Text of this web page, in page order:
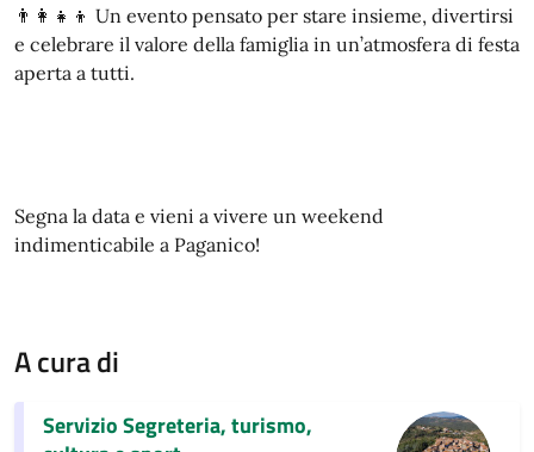
👨‍👩‍👧‍👦 Un evento pensato per stare insieme, divertirsi
e celebrare il valore della famiglia in un’atmosfera di festa
aperta a tutti.
Segna la data e vieni a vivere un weekend
indimenticabile a Paganico!
A cura di
Servizio Segreteria, turismo,